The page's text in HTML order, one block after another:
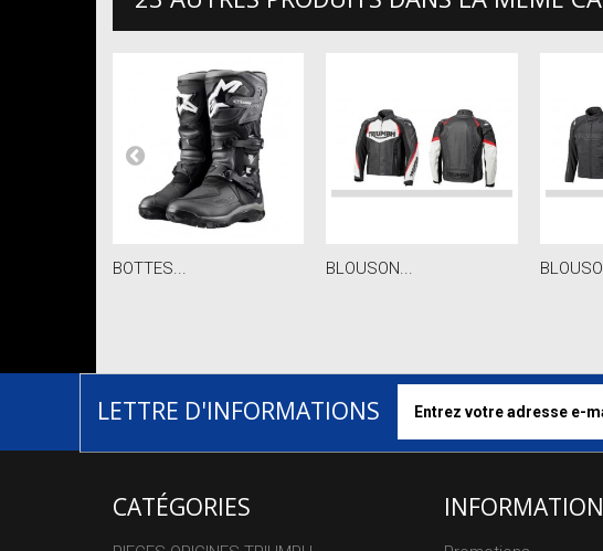
BOTTES... BLOUSON...
LETTRE D'INFORMATIONS
CATÉGORIES